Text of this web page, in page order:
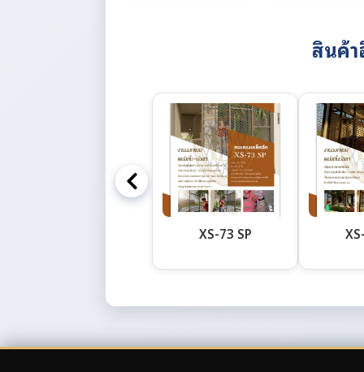
สินค้
XS-73 SP